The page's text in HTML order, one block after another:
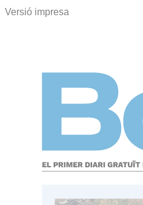
Versió impresa